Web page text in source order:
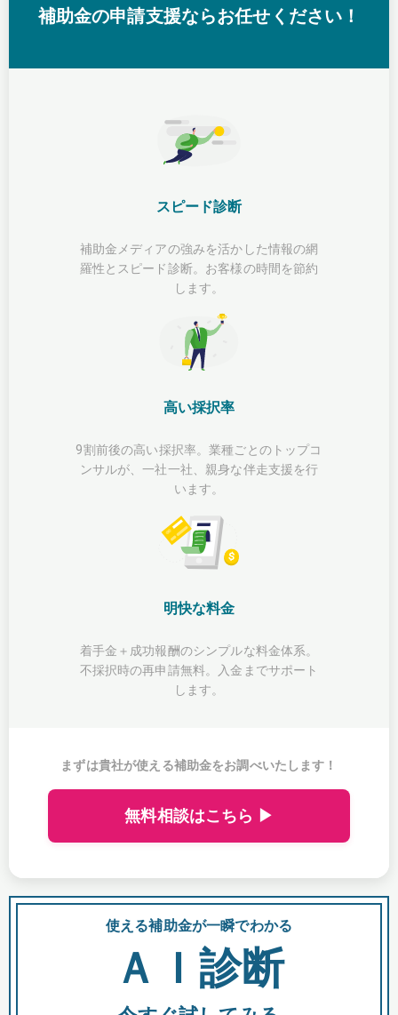
補助金の申請支援ならお任せください！
スピード診断
補助金メディアの強みを活かした情報の網
羅性とスピード診断。お客様の時間を節約
します。
高い採択率
9割前後の高い採択率。業種ごとのトップコ
ンサルが、一社一社、親身な伴走支援を行
います。
明快な料金
着手金＋成功報酬のシンプルな料金体系。
不採択時の再申請無料。入金までサポート
します。
まずは貴社が使える補助金をお調べいたします！
無料相談はこちら ▶
使える補助金が一瞬でわかる
ＡＩ診断